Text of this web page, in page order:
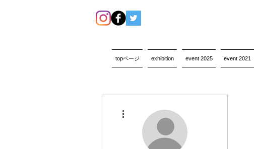
topページ exhibition event 2025 event 2021